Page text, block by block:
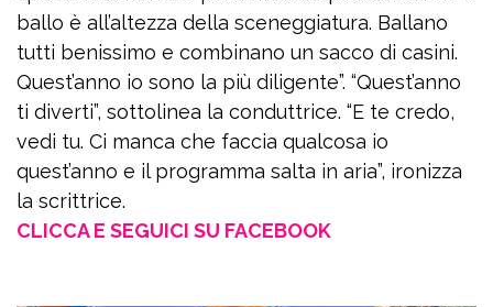
ballo è all’altezza della sceneggiatura. Ballano
tutti benissimo e combinano un sacco di casini.
Quest’anno io sono la più diligente”. “Quest’anno
ti diverti”, sottolinea la conduttrice. “E te credo,
vedi tu. Ci manca che faccia qualcosa io
quest’anno e il programma salta in aria”, ironizza
la scrittrice.
CLICCA E SEGUICI SU FACEBOOK